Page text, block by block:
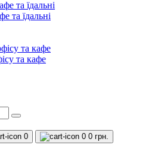
та їдальні
та їдальні
та кафе
та кафе
0 0 0 грн.